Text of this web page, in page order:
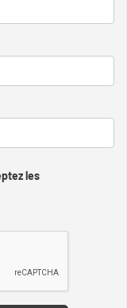
les